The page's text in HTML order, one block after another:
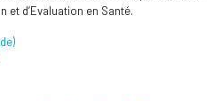
et d’Evaluation en Santé.